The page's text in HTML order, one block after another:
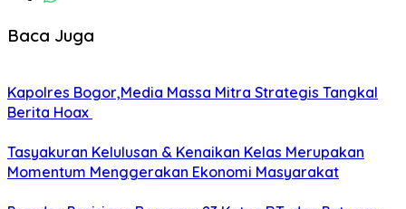
Baca Juga
Kapolres Bogor,Media Massa Mitra Strategis Tangkal
Berita Hoax
Tasyakuran Kelulusan & Kenaikan Kelas Merupakan
Momentum Menggerakan Ekonomi Masyarakat